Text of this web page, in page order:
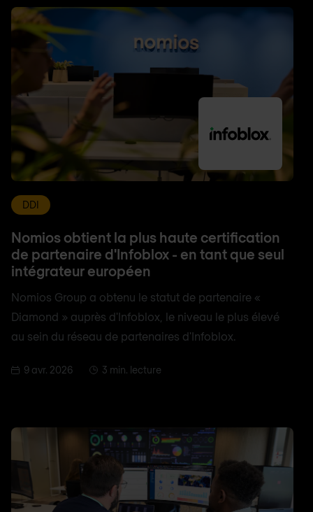
DDI
Nomios obtient la plus haute certification
de partenaire d'Infoblox - en tant que seul
intégrateur européen
Nomios Group a obtenu le statut de partenaire «
Diamond » auprès d'Infoblox, le niveau le plus élevé
au sein du réseau de partenaires d'Infoblox.
9 avr. 2026 3 min. lecture